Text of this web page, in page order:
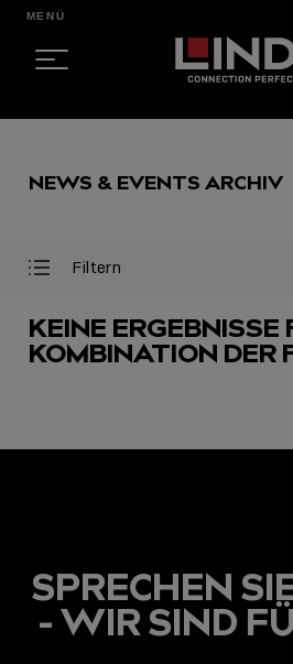
CONTENT
MENÜ
NEWS & EVENTS ARCHIV
Filter
Filter
Filtern
KEINE ERGEBNISSE
KOMBINATION DER
SPRECHEN
- WIR SIND